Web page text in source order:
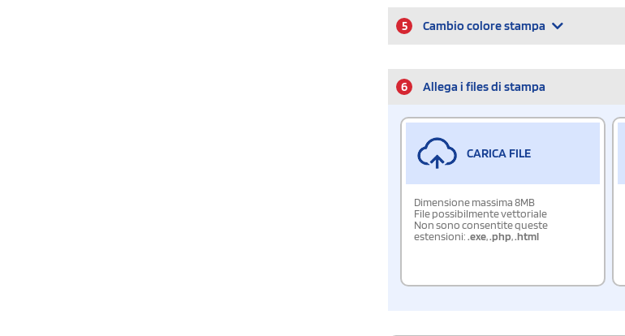
5 Cambio colore stampa
6 Allega i files di stampa
CARICA FILE
Dimensione massima 8MB
File possibilmente vettoriale
Non sono consentite queste
estensioni:.exe,.php,.html